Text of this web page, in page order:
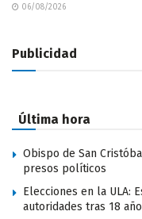
06/08/2026
Publicidad
Última hora
Obispo de San
presos políticos
Elecciones en la ULA:
autoridades tras 18